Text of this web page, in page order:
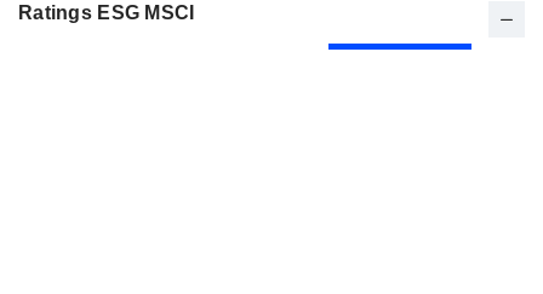
Ratings ESG MSCI